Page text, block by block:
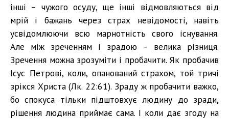
інші – чужого осуду, ще інші відмовляються від
мрій і бажань через страх невідомості, навіть
усвідомлюючи всю марнотність свого існування.
Але між зреченням і зрадою – велика різниця.
Зречення можна зрозуміти і пробачити. Як пробачив
Ісус Петрові, коли, опанований страхом, той тричі
зрікся Христа (Лк. 22:61). Зраду ж пробачити важко,
бо спокуса тільки підштовхує людину до зради,
рішення людина приймає сама. І коли дає згоду на